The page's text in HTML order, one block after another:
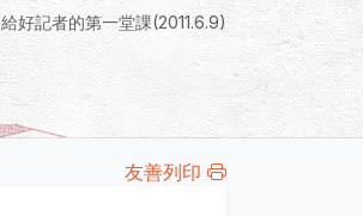
給好記者的第一堂課(2011.6.9)
友善列印